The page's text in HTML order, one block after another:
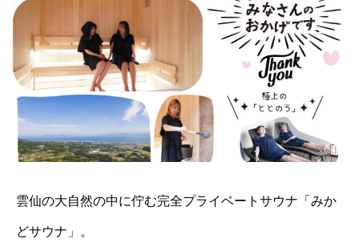
雲仙の大自然の中に佇む完全プライベートサウナ「みか
どサウナ」。